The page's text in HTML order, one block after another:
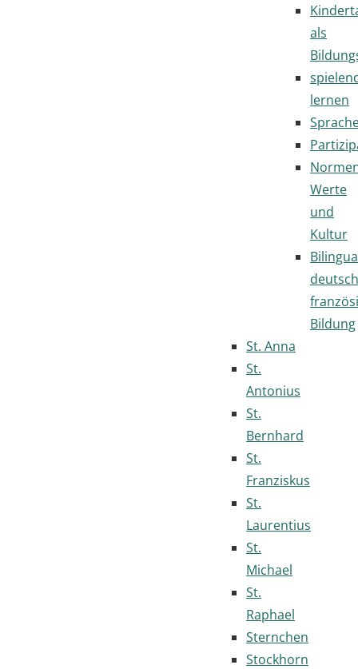
als
lernen
Werte
und
Kultur
deutsch
Bildung
St. Anna
St.
Antonius
St.
Bernhard
St.
Franziskus
St.
Laurentius
St.
Michael
St.
Raphael
Sternchen
Stockhorn